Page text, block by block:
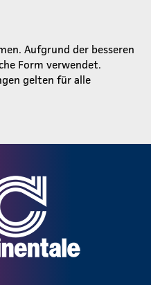
Aufgrund der besseren
Form verwendet.
gelten für alle